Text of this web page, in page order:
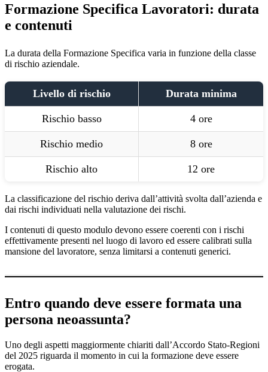
Formazione Specifica Lavoratori: durata
e contenuti
La durata della Formazione Specifica varia in funzione della classe
di rischio aziendale.
Livello di rischio Durata minima
Rischio basso 4 ore
Rischio medio 8 ore
Rischio alto 12 ore
La classificazione del rischio deriva dall’attività svolta dall’azienda e
dai rischi individuati nella valutazione dei rischi.
I contenuti di questo modulo devono essere coerenti con i rischi
effettivamente presenti nel luogo di lavoro ed essere calibrati sulla
mansione del lavoratore, senza limitarsi a contenuti generici.
Entro quando deve essere formata una
persona neoassunta?
Uno degli aspetti maggiormente chiariti dall’Accordo Stato-Regioni
del 2025 riguarda il momento in cui la formazione deve essere
erogata.